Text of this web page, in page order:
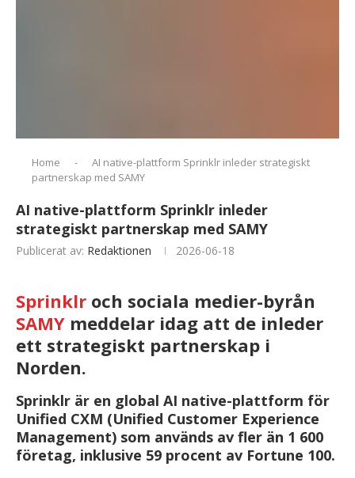
Home -
AI native-plattform Sprinklr inleder strategiskt
partnerskap med SAMY
AI native-plattform Sprinklr inleder
strategiskt partnerskap med SAMY
Publicerat av: Redaktionen 2026-06-18
Sprinklr och sociala medier-byrån
SAMY meddelar idag att de inleder
ett strategiskt partnerskap i
Norden.
Sprinklr är en global AI native-plattform för
Unified CXM (Unified Customer Experience
Management) som används av fler än 1 600
företag, inklusive 59 procent av Fortune 100.